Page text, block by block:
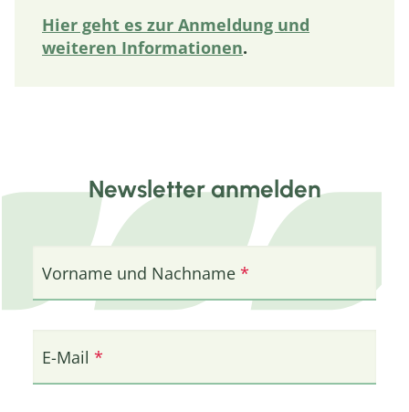
Hier geht es zur Anmeldung und
weiteren Informationen.
Newsletter anmelden
Vorname und Nachname
E-Mail